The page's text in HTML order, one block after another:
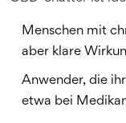
Menschen mit
aber klare
Anwender, die
etwa bei